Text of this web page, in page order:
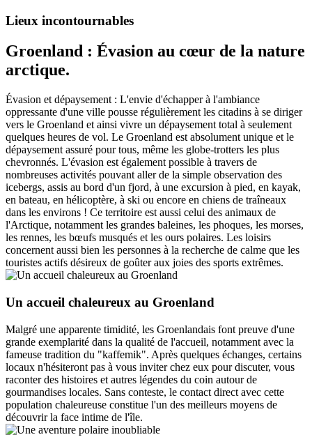
Lieux incontournables
Groenland : Évasion au cœur de la nature
arctique.
Évasion et dépaysement : L'envie d'échapper à l'ambiance
oppressante d'une ville pousse régulièrement les citadins à se diriger
vers le Groenland et ainsi vivre un dépaysement total à seulement
quelques heures de vol. Le Groenland est absolument unique et le
dépaysement assuré pour tous, même les globe-trotters les plus
chevronnés. L'évasion est également possible à travers de
nombreuses activités pouvant aller de la simple observation des
icebergs, assis au bord d'un fjord, à une excursion à pied, en kayak,
en bateau, en hélicoptère, à ski ou encore en chiens de traîneaux
dans les environs ! Ce territoire est aussi celui des animaux de
l'Arctique, notamment les grandes baleines, les phoques, les morses,
les rennes, les bœufs musqués et les ours polaires. Les loisirs
concernent aussi bien les personnes à la recherche de calme que les
touristes actifs désireux de goûter aux joies des sports extrêmes.
Un accueil chaleureux au Groenland
Malgré une apparente timidité, les Groenlandais font preuve d'une
grande exemplarité dans la qualité de l'accueil, notamment avec la
fameuse tradition du "kaffemik". Après quelques échanges, certains
locaux n'hésiteront pas à vous inviter chez eux pour discuter, vous
raconter des histoires et autres légendes du coin autour de
gourmandises locales. Sans conteste, le contact direct avec cette
population chaleureuse constitue l'un des meilleurs moyens de
découvrir la face intime de l'île.